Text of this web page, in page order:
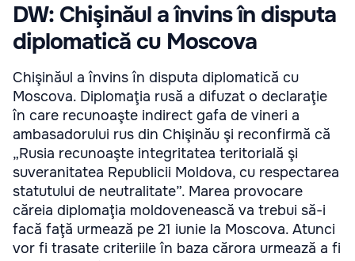
DW: Chişinăul a învins în disputa
diplomatică cu Moscova
Chişinăul a învins în disputa diplomatică cu
Moscova. Diplomaţia rusă a difuzat o declaraţie
în care recunoaşte indirect gafa de vineri a
ambasadorului rus din Chişinău şi reconfirmă că
„Rusia recunoaşte integritatea teritorială şi
suveranitatea Republicii Moldova, cu respectarea
statutului de neutralitate”. Marea provocare
căreia diplomaţia moldovenească va trebui să-i
facă faţă urmează pe 21 iunie la Moscova. Atunci
vor fi trasate criteriile în baza cărora urmează a fi